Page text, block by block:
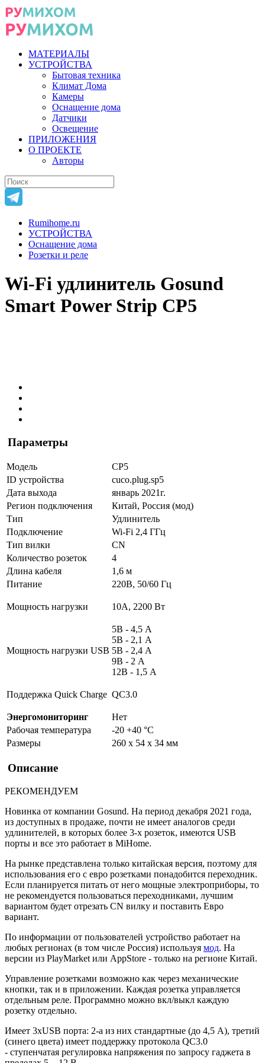
МАТЕРИАЛЫ
УСТРОЙСТВА
Бытовая техника
Климат Дома
Камеры
Оснащение дома
Датчики
Освещение
ПРИЛОЖЕНИЯ
О ПРОЕКТЕ
Авторы
Rumihome.ru
УСТРОЙСТВА
Оснащение дома
Розетки и реле
Wi-Fi удлинитель Gosund
Smart Power Strip CP5
Параметры
Модель
CP5
ID устройства
cuco.plug.sp5
Дата выхода
январь 2021г.
Регион подключения
Китай, Россия (мод)
Тип
Удлинитель
Подключение
Wi-Fi 2,4 ГГц
Тип вилки
CN
Количество розеток
4
Длина кабеля
1,6 м
Питание
220В, 50/60 Гц
Мощность нагрузки 10А, 2200 Вт
Мощность нагрузки USB
5В - 4,5 А
5В - 2,1 А
5В - 2,4 А
9В - 2 А
12В - 1,5 А
Поддержка Quick Charge QC3.0
Энергомониторинг
Нет
Рабочая температура
-20 +40 °C
Размеры
260 х 54 х 34 мм
Описание
РЕКОМЕНДУЕМ
Новинка от компании Gosund. На период декабря 2021 года,
из доступных в продаже, почти не имеет аналогов среди
удлинителей, в которых более 3-х розеток, имеются USB
порты и все это работает в MiHome.
На рынке представлена только китайская версия, поэтому для
использования его с евро розетками понадобится переходник.
Если планируется питать от него мощные электроприборы, то
не рекомендуется пользоваться переходниками, лучшим
вариантом будет отрезать CN вилку и поставить Евро
вариант.
По информации от пользователей устройство работает на
любых регионах (в том числе Россия) используя мод. На
версии из PlayMarket или AppStore - только на регионе Китай.
Управление розетками возможно как через механические
кнопки, так и в приложении. Каждая розетка управляется
отдельным реле. Программно можно вкл/выкл каждую
розетку отдельно.
Имеет 3хUSB порта: 2-а из них стандартные (до 4,5 А), третий
(синего цвета) имеет поддержку протокола QC3.0
- ступенчатая регулировка напряжения по запросу гаджета в